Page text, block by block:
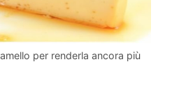
per renderla ancora più